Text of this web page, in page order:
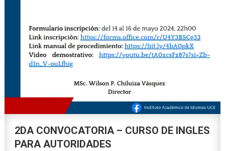
2DA CONVOCATORIA – CURSO DE INGLES
PARA AUTORIDADES